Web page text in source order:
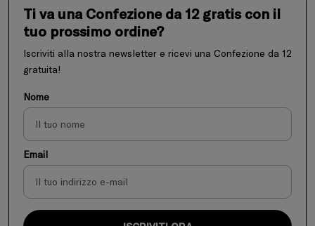
Ti va una Confezione da 12 gratis con il
tuo prossimo ordine?
Iscriviti alla nostra newsletter e ricevi una Confezione da 12
gratuita!
Nome
Email